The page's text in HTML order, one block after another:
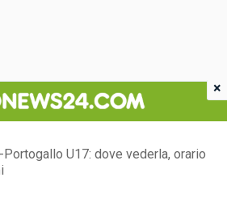
Portogallo U17: dove vederla, orario
×